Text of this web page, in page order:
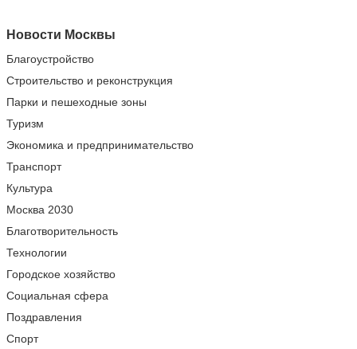
Новости Москвы
Благоустройство
Строительство и реконструкция
Парки и пешеходные зоны
Туризм
Экономика и предпринимательство
Транспорт
Культура
Москва 2030
Благотворительность
Технологии
Городское хозяйство
Социальная сфера
Поздравления
Спорт